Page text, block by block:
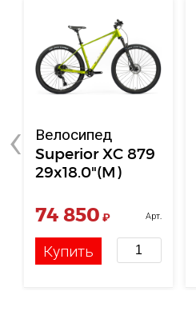
Велосипед
Superior XC 879
29x18.0"(M)
Metallic/Chrome
Silver 2025
74 850 ₽
Арт.
Купить
‹